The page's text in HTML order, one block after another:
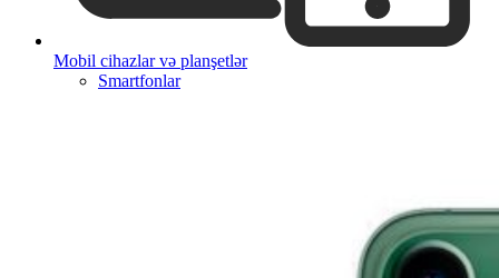
Mobil cihazlar və planşetlər
Smartfonlar